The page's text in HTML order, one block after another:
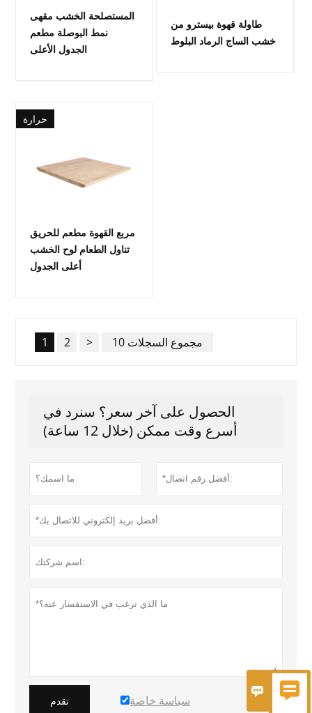
 
المستصلحة الخشب مقهى
نمط البوصلة مطعم
الجدول الأعلى
طاولة قهوة بيسترو من
خشب الساج الرماد البلوط
حرارة
مربع القهوة مطعم للحريق
تناول الطعام لوح الخشب
أعلى الجدول
1 2 > 10 مجموع السجلات
الحصول على آخر سعر؟ سنرد في
أسرع وقت ممكن (خلال 12 ساعة)
تقدم سياسة خاصة